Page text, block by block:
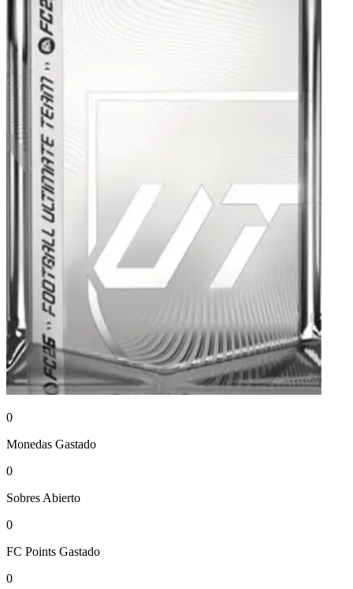
0
Monedas Gastado
0
Sobres Abierto
0
FC Points Gastado
0